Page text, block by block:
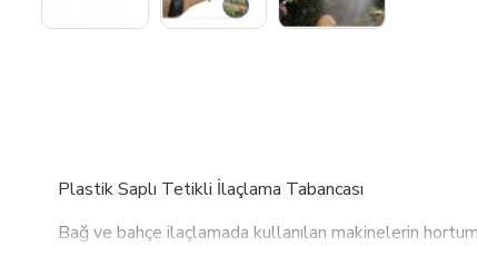
Plastik Saplı Tetikli İlaçlama Tabancası
Bağ ve bahçe ilaçlamada kullanılan makinelerin